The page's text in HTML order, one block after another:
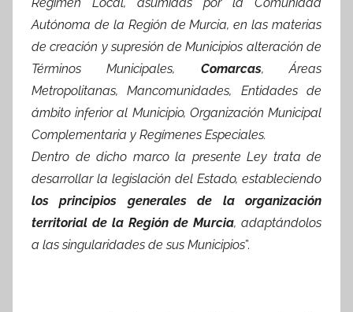
Autónoma de la Región de Murcia, en las materias
de creación y supresión de Municipios alteración de
Términos Municipales, Comarcas, Áreas
Metropolitanas, Mancomunidades, Entidades de
ámbito inferior al Municipio, Organización Municipal
Complementaria y Regímenes Especiales.
Dentro de dicho marco la presente Ley trata de
desarrollar la legislación del Estado, estableciendo
los principios generales de la organización
territorial de la Región de Murcia, adaptándolos
a las singularidades de sus Municipios”.